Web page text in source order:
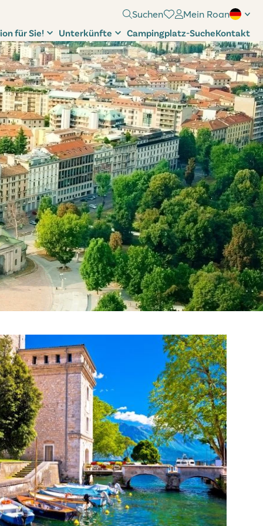
Suchen Mein Roan
für Sie! Unterkünfte Campingplatz-SucheKontakt